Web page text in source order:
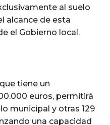
al suelo
alcance de esta
el Gobierno local.
tiene un
euros, permitirá
municipal y otras 129
una capacidad